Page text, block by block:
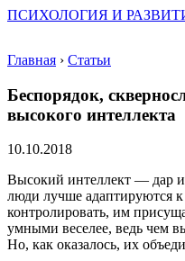
ПСИХОЛОГИЯ И
Главная › Статьи
Беспорядок,
высокого интеллекта
10.10.2018
Высокий интеллект — дар
люди лучше адаптируются к
контролировать, им
умными веселее, ведь чем
Но, как оказалось, их